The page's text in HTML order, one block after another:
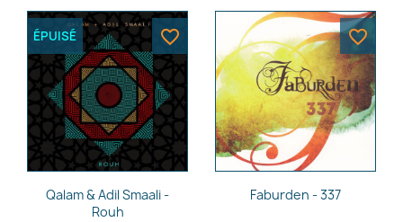
Aperçu rapide
Qalam & Adil Smaali -
Rouh
ÉPUISÉ favorite_border
Aperçu rapide
Faburden - 337
favorite_border